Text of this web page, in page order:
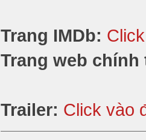
Trang IMDb:
Trang web
Trailer: Click vào